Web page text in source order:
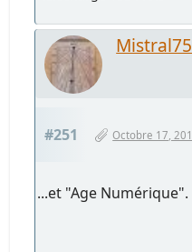
Mistral75
#251 Octobre 17,
...et "Age Numérique".